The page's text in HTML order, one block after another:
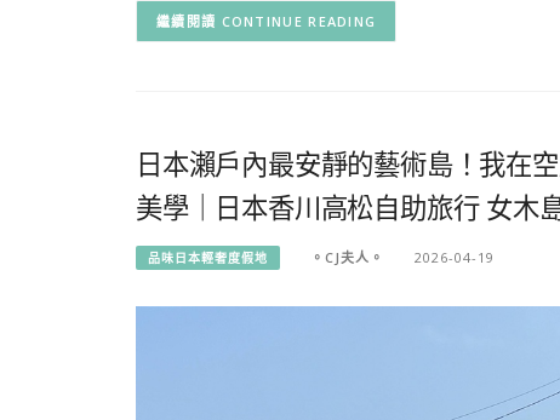
CONTINUE READING
日本瀨戶內最安靜的藝術島！我在
美學｜日本香川高松自助旅行 女木
品味日本輕奢度假地 。CJ夫人。 2026-04-19